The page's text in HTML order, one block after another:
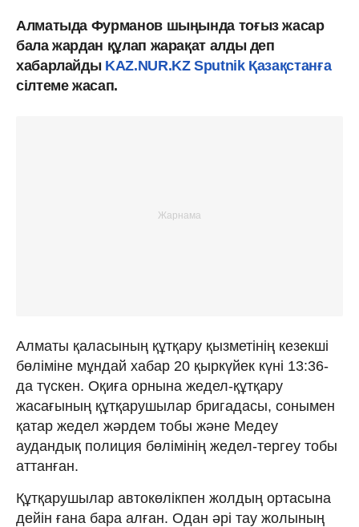
Алматыда Фурманов шыңында тоғыз жасар
бала жардан құлап жарақат алды деп
хабарлайды KAZ.NUR.KZ Sputnik Қазақстанға
сілтеме жасап.
Алматы қаласының құтқару қызметінің кезекші
бөліміне мұндай хабар 20 қыркүйек күні 13:36-
да түскен. Оқиға орнына жедел-құтқару
жасағының құтқарушылар бригадасы, сонымен
қатар жедел жәрдем тобы және Медеу
аудандық полиция бөлімінің жедел-тергеу тобы
аттанған.
Құтқарушылар автокөлікпен жолдың ортасына
дейін ғана бара алған. Одан әрі тау жолының